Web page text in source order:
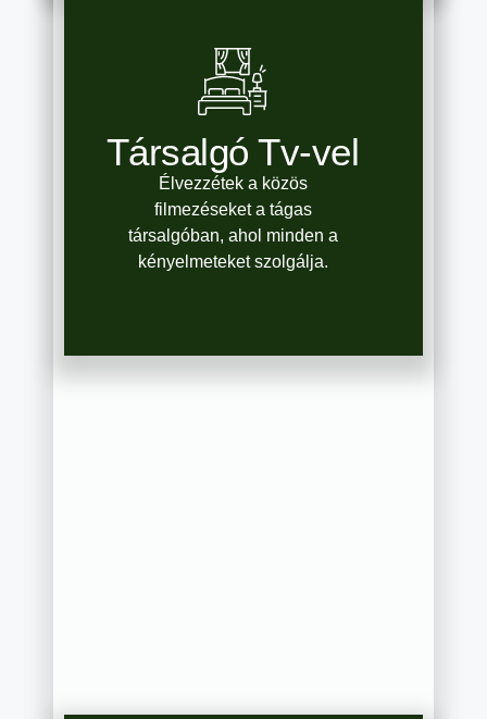
Társalgó Tv-vel
Élvezzétek a közös
filmezéseket a tágas
társalgóban, ahol minden a
kényelmeteket szolgálja.